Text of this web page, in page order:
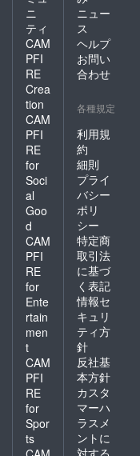
ニ
ティ
CAM
PFI
RE
Crea
tion
CAM
PFI
RE
for
Soci
al
Goo
d
CAM
PFI
RE
for
Ente
rtain
men
t
CAM
PFI
RE
for
Spor
ts
ニュー
ス
ヘルプ
お問い
合わせ
各種規定
利用規
約
細則
プライ
バシー
ポリ
シー
特定商
取引法
に基づ
く表記
情報セ
キュリ
ティ方
針
反社基
本方針
カスタ
マーハ
ラスメ
ントに
対する